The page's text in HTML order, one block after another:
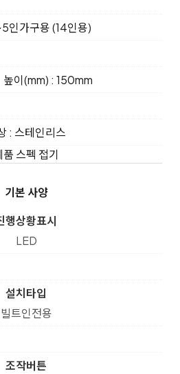
인가구용 (14인용)
높이(mm) : 150mm
: 스테인리스
품 스펙 접기
기본 사양
행상황표시
LED
설치타입
빌트인전용
조작버튼